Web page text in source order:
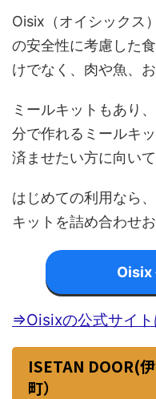
Oisix（オイシックス
の安全性に考慮した
けでなく、肉や魚、
ミールキットもあり
分で作れるミールキ
済ませたい方に向いて
はじめての利用なら
キットを詰め合わせ
Oisix
⇒Oisixの公式サイト
ISETAN DOOR(
町）